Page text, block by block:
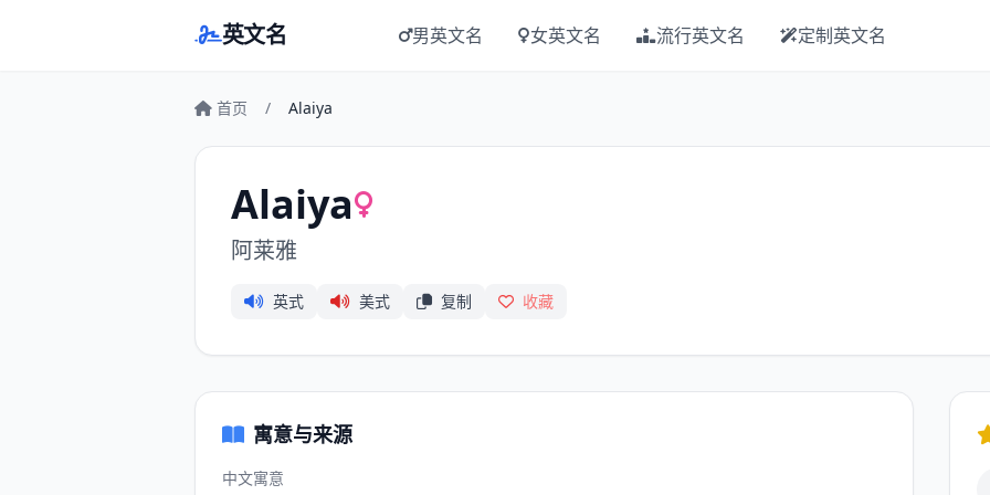
英文名 男英文名 女英文名 流行英文名 定制英文名
首页 / Alaiya
Alaiya
阿莱雅
英式 美式 复制 收藏
寓意与来源
中文寓意